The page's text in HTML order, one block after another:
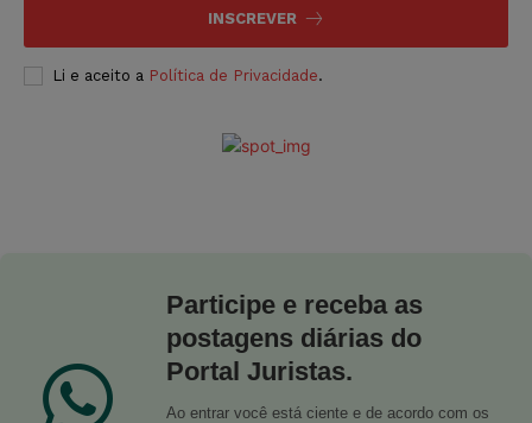
INSCREVER
Li e aceito a Política de Privacidade.
Participe e receba as
postagens diárias do
Portal Juristas.
Ao entrar você está ciente e de acordo com os